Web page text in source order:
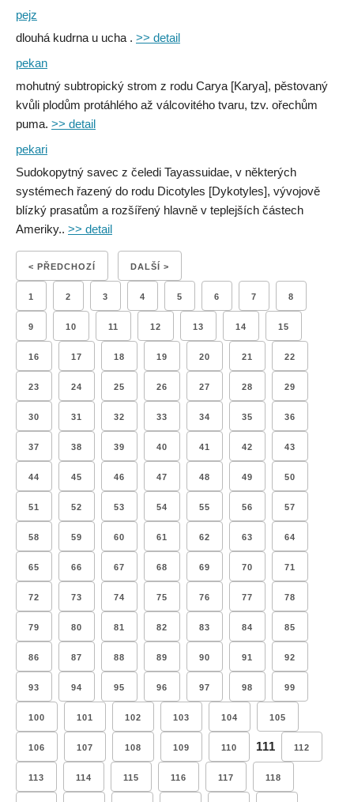
pejz
dlouhá kudrna u ucha . >> detail
pekan
mohutný subtropický strom z rodu Carya [Karya], pěstovaný
kvůli plodům protáhlého až válcovitého tvaru, tzv. ořechům
puma. >> detail
pekari
Sudokopytný savec z čeledi Tayassuidae, v některých
systémech řazený do rodu Dicotyles [Dykotyles], vývojově
blízký prasatům a rozšířený hlavně v teplejších částech
Ameriky.. >> detail
< PŘEDCHOZÍ DALŠÍ >
1 2 3 4 5 6 7 8
9 10 11 12 13 14 15
16 17 18 19 20 21 22
23 24 25 26 27 28 29
30 31 32 33 34 35 36
37 38 39 40 41 42 43
44 45 46 47 48 49 50
51 52 53 54 55 56 57
58 59 60 61 62 63 64
65 66 67 68 69 70 71
72 73 74 75 76 77 78
79 80 81 82 83 84 85
86 87 88 89 90 91 92
93 94 95 96 97 98 99
100 101 102 103 104 105
106 107 108 109 110 111 112
113 114 115 116 117 118